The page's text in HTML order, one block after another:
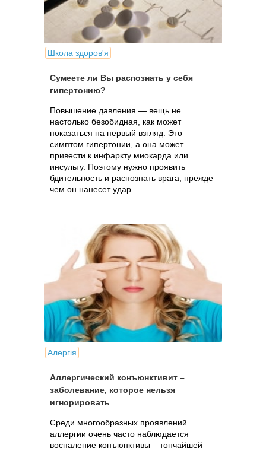
Школа здоров'я
Сумеете ли Вы распознать у себя
гипертонию?
Повышение давления — вещь не
настолько безобидная, как может
показаться на первый взгляд. Это
симптом гипертонии, а она может
привести к инфаркту миокарда или
инсульту. Поэтому нужно проявить
бдительность и распознать врага, прежде
чем он нанесет удар.
Алергія
Аллергический конъюнктивит –
заболевание, которое нельзя
игнорировать
Среди многообразных проявлений
аллергии очень часто наблюдается
воспаление конъюнктивы – тончайшей